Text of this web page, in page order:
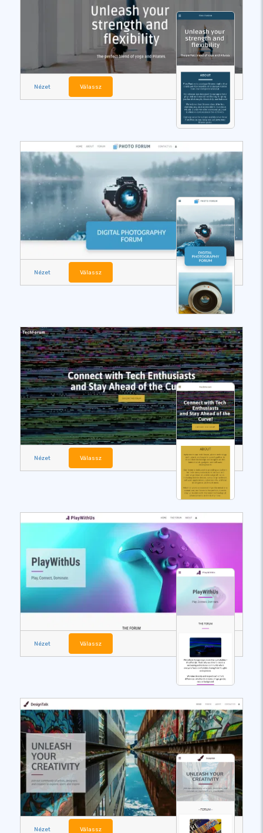
Nézet Válassz
Nézet Válassz
Nézet Válassz
Nézet Válassz
Nézet Válassz